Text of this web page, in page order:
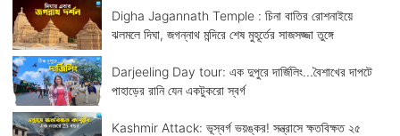
Digha Jagannath Temple : চিনা বাতির রোশনাইয়ে
ঝলমলে দিঘা, জগন্নাথ মন্দিরে শেষ মুহূর্তের সাজসজ্জা তুঙ্গে
Darjeeling Day tour: এক দুপুরে দার্জিলিং...বৈশাখের দাপটে
পাহাড়ের রানি যেন একটুকরো স্বর্গ
Kashmir Attack: ভূস্বর্গ ভয়ঙ্কর! সন্ত্রাসে ক্ষতবিক্ষত ২৫